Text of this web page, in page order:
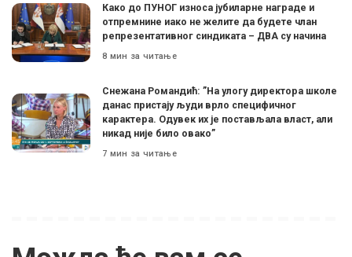
Како до ПУНОГ износа јубиларне награде и
отпремнине иако не желите да будете члан
репрезентативног синдиката – ДВА су начина
8 мин за читање
Снежана Романдић: ”На улогу директора школе
данас пристају људи врло специфичног
карактера. Одувек их је постављала власт, али
никад није било овако”
7 мин за читање